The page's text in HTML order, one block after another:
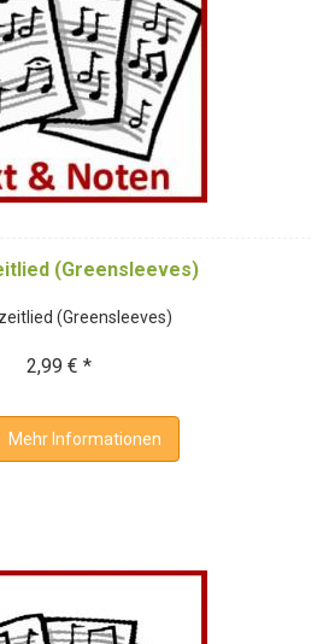
(Greensleeves)
(Greensleeves)
2,99 € *
Mehr Informationen